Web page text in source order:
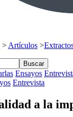
> Artículos >
Buscar
Ensayos
Entrevista
a la